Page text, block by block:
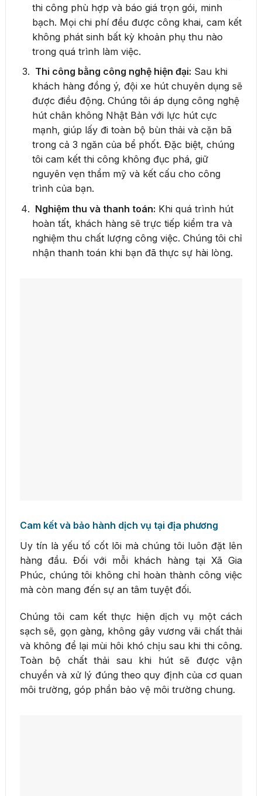
thi công phù hợp và báo giá trọn gói, minh
bạch. Mọi chi phí đều được công khai, cam kết
không phát sinh bất kỳ khoản phụ thu nào
trong quá trình làm việc.
Thi công bằng công nghệ hiện đại: Sau khi
khách hàng đồng ý, đội xe hút chuyên dụng sẽ
được điều động. Chúng tôi áp dụng công nghệ
hút chân không Nhật Bản với lực hút cực
mạnh, giúp lấy đi toàn bộ bùn thải và cặn bã
trong cả 3 ngăn của bể phốt. Đặc biệt, chúng
tôi cam kết thi công không đục phá, giữ
nguyên vẹn thẩm mỹ và kết cấu cho công
trình của bạn.
Nghiệm thu và thanh toán: Khi quá trình hút
hoàn tất, khách hàng sẽ trực tiếp kiểm tra và
nghiệm thu chất lượng công việc. Chúng tôi chỉ
nhận thanh toán khi bạn đã thực sự hài lòng.
Cam kết và bảo hành dịch vụ tại địa phương
Uy tín là yếu tố cốt lõi mà chúng tôi luôn đặt lên
hàng đầu. Đối với mỗi khách hàng tại Xã Gia
Phúc, chúng tôi không chỉ hoàn thành công việc
mà còn mang đến sự an tâm tuyệt đối.
Chúng tôi cam kết thực hiện dịch vụ một cách
sạch sẽ, gọn gàng, không gây vương vãi chất thải
và không để lại mùi hôi khó chịu sau khi thi công.
Toàn bộ chất thải sau khi hút sẽ được vận
chuyển và xử lý đúng theo quy định của cơ quan
môi trường, góp phần bảo vệ môi trường chung.